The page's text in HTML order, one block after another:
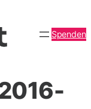
Spenden